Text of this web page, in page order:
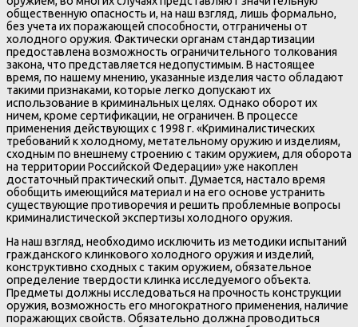
общественную опасность и, на наш взгляд, лишь формально,
без учета их поражающей способности, отграничены от
холодного оружия. Фактически органам стандартизации
предоставлена возможность ограничительного толкования
закона, что представляется недопустимым. В настоящее
время, по нашему мнению, указанные изделия часто обладают
такими признаками, которые легко допускают их
использование в криминальных целях. Однако оборот их
ничем, кроме сертификации, не ограничен. В процессе
применения действующих с 1998 г. «Криминалистических
требований к холодному, метательному оружию и изделиям,
сходным по внешнему строению с таким оружием, для оборота
на территории Российской Федерации» уже накоплен
достаточный практический опыт. Думается, настало время
обобщить имеющийся материал и на его основе устранить
существующие противоречия и решить проблемные вопросы
криминалистической экспертизы холодного оружия.
На наш взгляд, необходимо исключить из методики испытаний
гражданского клинкового холодного оружия и изделий,
конструктивно сходных с таким оружием, обязательное
определение твердости клинка исследуемого объекта.
Предметы должны исследоваться на прочность конструкции
оружия, возможность его многократного применения, наличие
поражающих свойств. Обязательно должна проводиться